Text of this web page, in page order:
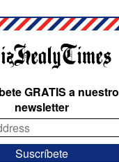
GRATIS a nuestro
newsletter